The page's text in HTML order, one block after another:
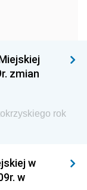
i
zmian
rok
w
w